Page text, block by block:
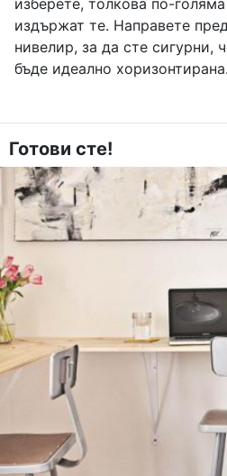
издържат те. Направете
нивелир, за да сте сигурни,
бъде идеално хоризонтирана.
Готови сте!